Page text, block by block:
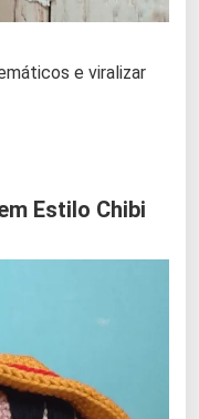
e viralizar
Estilo Chibi